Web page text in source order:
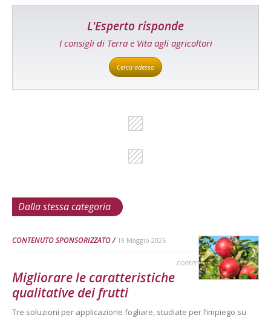
L'Esperto risponde
I consigli di Terra e Vita agli agricoltori
Cerca adesso
Dalla stessa categoria
CONTENUTO SPONSORIZZATO 19 Maggio 2026
contenuto sponsorizzato
Migliorare le caratteristiche
qualitative dei frutti
Tre soluzioni per applicazione fogliare, studiate per l’impiego su